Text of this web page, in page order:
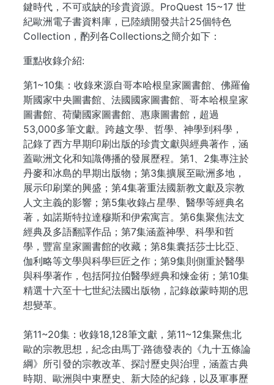
鍵時代，不可或缺的珍貴資源。ProQuest 15~17 世
紀歐洲電子書資料庫，已陸續開發共計25個特色
Collection，酌列各Collections之簡介如下：
重點收錄介紹:
第1~10集：收錄來源自哥本哈根皇家圖書館、佛羅倫
斯國家中央圖書館、法國國家圖書館、哥本哈根皇家
圖書館、荷蘭國家圖書館、惠康圖書館，超過
53,000多筆文獻。跨越文學、哲學、神學到科學，
記錄了西方早期印刷出版的珍貴文獻與經典著作，涵
蓋歐洲文化和知識傳播的發展歷程。第1、2集專注於
丹麥和冰島的早期出版物；第3集擴展至歐洲多地，
展示印刷業的興盛；第4集著重法國新教文獻及宗教
人文主義的影響；第5集收錄占星學、醫學等經典名
著，如諾斯特拉達穆斯和伊索寓言。第6集聚焦法文
經典及多語翻譯作品；第7集涵蓋神學、科學和哲
學，豐富皇家圖書館的收藏；第8集囊括莎士比亞、
伽利略等文學與科學巨匠之作；第9集則側重於醫學
與科學著作，包括阿拉伯醫學經典和煉金術；第10集
精選十六至十七世紀法國出版物，記錄啟蒙時期的思
想變革。
第11~20集：收錄18,128筆文獻，第11~12集聚焦北
歐的宗教思想，紀念由馬丁·路德發表的《九十五條論
綱》所引發的宗教改革、探討歷史與治理，涵蓋古典
時期、歐洲與中東歷史、新大陸的紀錄，以及軍事歷